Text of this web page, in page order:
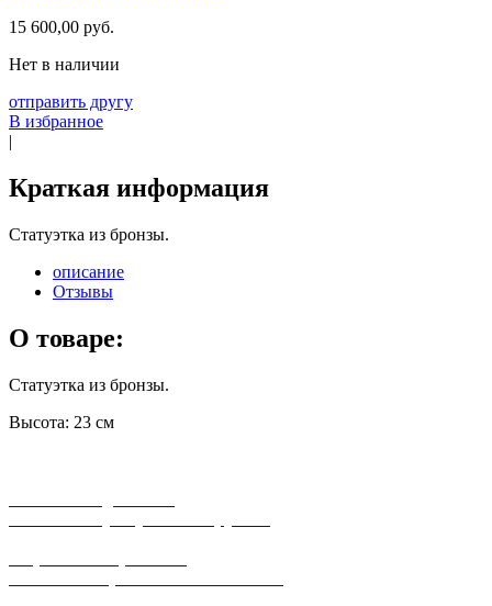
15 600,00 руб.
Нет в наличии
отправить другу
В избранное
|
Краткая информация
Статуэтка из бронзы.
описание
Отзывы
О товаре:
Статуэтка из бронзы.
Высота: 23 см